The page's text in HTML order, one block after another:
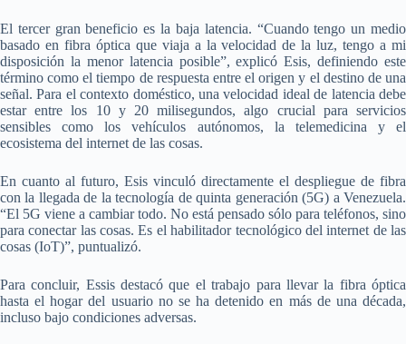
El tercer gran beneficio es la baja latencia. “Cuando tengo un medio
basado en fibra óptica que viaja a la velocidad de la luz, tengo a mi
disposición la menor latencia posible”, explicó Esis, definiendo este
término como el tiempo de respuesta entre el origen y el destino de una
señal. Para el contexto doméstico, una velocidad ideal de latencia debe
estar entre los 10 y 20 milisegundos, algo crucial para servicios
sensibles como los vehículos autónomos, la telemedicina y el
ecosistema del internet de las cosas.
En cuanto al futuro, Esis vinculó directamente el despliegue de fibra
con la llegada de la tecnología de quinta generación (5G) a Venezuela.
“El 5G viene a cambiar todo. No está pensado sólo para teléfonos, sino
para conectar las cosas. Es el habilitador tecnológico del internet de las
cosas (IoT)”, puntualizó.
Para concluir, Essis destacó que el trabajo para llevar la fibra óptica
hasta el hogar del usuario no se ha detenido en más de una década,
incluso bajo condiciones adversas.